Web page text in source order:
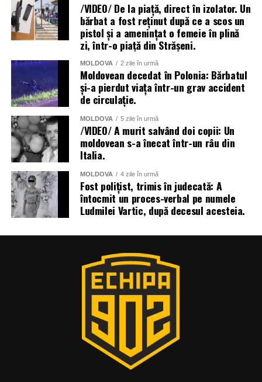
/VIDEO/ De la piață, direct în izolator. Un
bărbat a fost reținut după ce a scos un
pistol și a amenințat o femeie în plină
zi, într-o piață din Strășeni.
MOLDOVA 2 zile în urmă
Moldovean decedat în Polonia: Bărbatul
și-a pierdut viața într-un grav accident
de circulație.
MOLDOVA 5 zile în urmă
/VIDEO/ A murit salvând doi copii: Un
moldovean s-a înecat într-un râu din
Italia.
MOLDOVA 4 zile în urmă
Fost polițist, trimis în judecată: A
întocmit un proces-verbal pe numele
Ludmilei Vartic, după decesul acesteia.